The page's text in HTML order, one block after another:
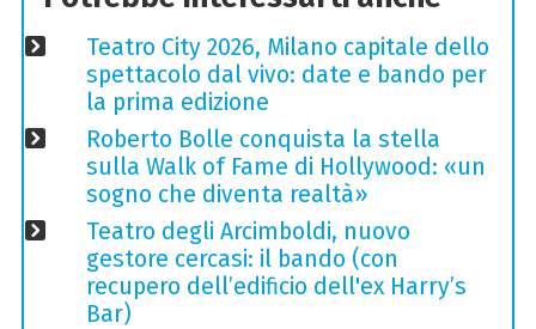
Teatro City 2026, Milano capitale dello
spettacolo dal vivo: date e bando per
la prima edizione
Roberto Bolle conquista la stella
sulla Walk of Fame di Hollywood: «un
sogno che diventa realtà»
Teatro degli Arcimboldi, nuovo
gestore cercasi: il bando (con
recupero dell’edificio dell'ex Harry’s
Bar)